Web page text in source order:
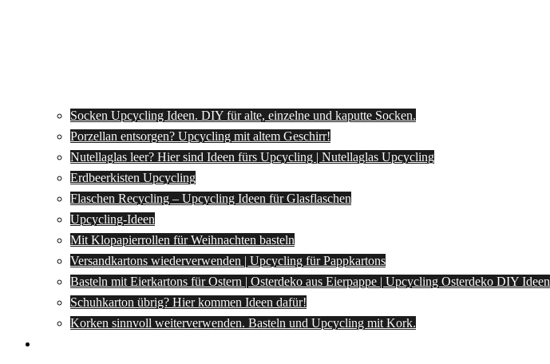
Socken Upcycling Ideen. DIY für alte, einzelne und kaputte Socken.
Porzellan entsorgen? Upcycling mit altem Geschirr!
Nutellaglas leer? Hier sind Ideen fürs Upcycling | Nutellaglas Upcycling
Erdbeerkisten Upcycling
Flaschen Recycling – Upcycling Ideen für Glasflaschen
Upcycling-Ideen
Mit Klopapierrollen für Weihnachten basteln
Versandkartons wiederverwenden | Upcycling für Pappkartons
Basteln mit Eierkartons für Ostern | Osterdeko aus Eierpappe | Upcycling Osterdeko DIY Ideen
Schuhkarton übrig? Hier kommen Ideen dafür!
Korken sinnvoll weiterverwenden. Basteln und Upcycling mit Kork.